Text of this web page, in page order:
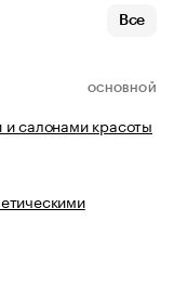
Все
ОСНОВНОЙ
и салонами красоты